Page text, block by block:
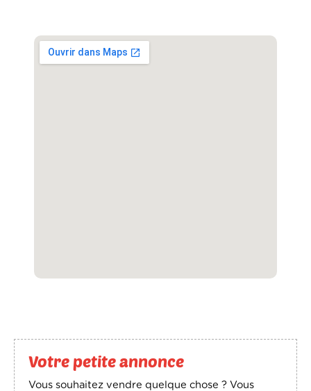
Votre petite annonce
Vous souhaitez vendre quelque chose ? Vous